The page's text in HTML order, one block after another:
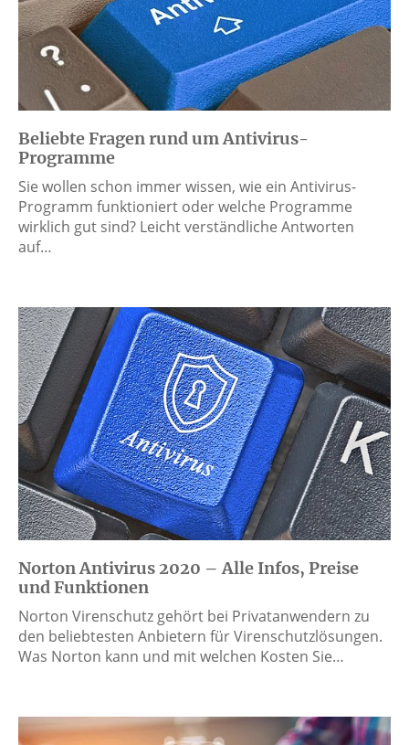
Beliebte Fragen rund um Antivirus-
Programme
Sie wollen schon immer wissen, wie ein Antivirus-
Programm funktioniert oder welche Programme
wirklich gut sind? Leicht verständliche Antworten
auf…
Norton Antivirus 2020 – Alle Infos, Preise
und Funktionen
Norton Virenschutz gehört bei Privatanwendern zu
den beliebtesten Anbietern für Virenschutzlösungen.
Was Norton kann und mit welchen Kosten Sie…